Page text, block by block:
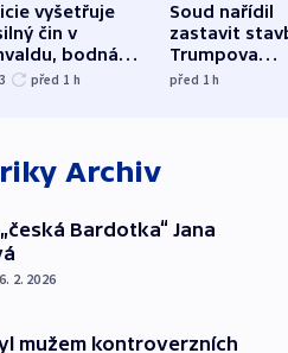
vyšetřuje
čin v
bodná
při něm
před 1 h
Soud nařídil
zastavit
Trumpova
tanečního
před 1h
Archiv
Bardotka“ Jana
6. 2. 2026
mužem kontroverzních